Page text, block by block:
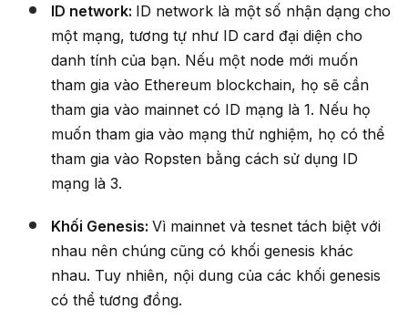
ID network: ID network là một số nhận dạng cho
một mạng, tương tự như ID card đại diện cho
danh tính của bạn. Nếu một node mới muốn
tham gia vào Ethereum blockchain, họ sẽ cần
tham gia vào mainnet có ID mạng là 1. Nếu họ
muốn tham gia vào mạng thử nghiệm, họ có thể
tham gia vào Ropsten bằng cách sử dụng ID
mạng là 3.
Khối Genesis: Vì mainnet và tesnet tách biệt với
nhau nên chúng cũng có khối genesis khác
nhau. Tuy nhiên, nội dung của các khối genesis
có thể tương đồng.